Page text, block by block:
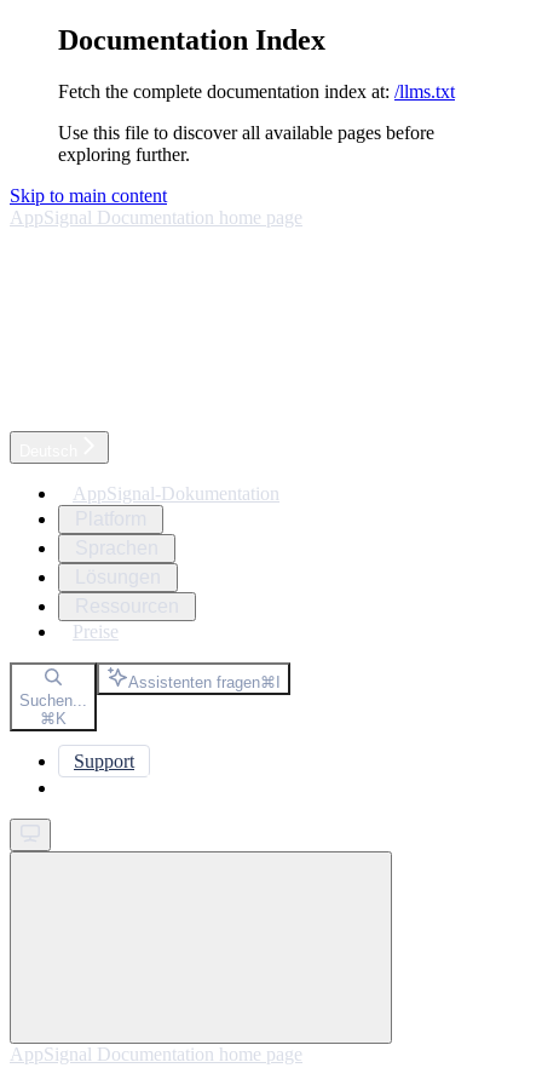
Documentation Index
Fetch the complete documentation index at: /llms.txt
Use this file to discover all available pages before
exploring further.
Skip to main content
AppSignal Documentation home page
AppSignal-Dokumentation
Preise
Suchen...
⌘K
Assistenten fragen⌘I
Support
AppSignal Documentation home page